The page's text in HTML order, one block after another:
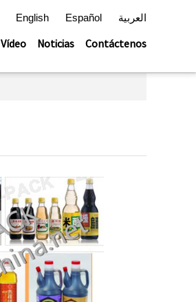
English Español العربية
Vídeo Noticias Contáctenos